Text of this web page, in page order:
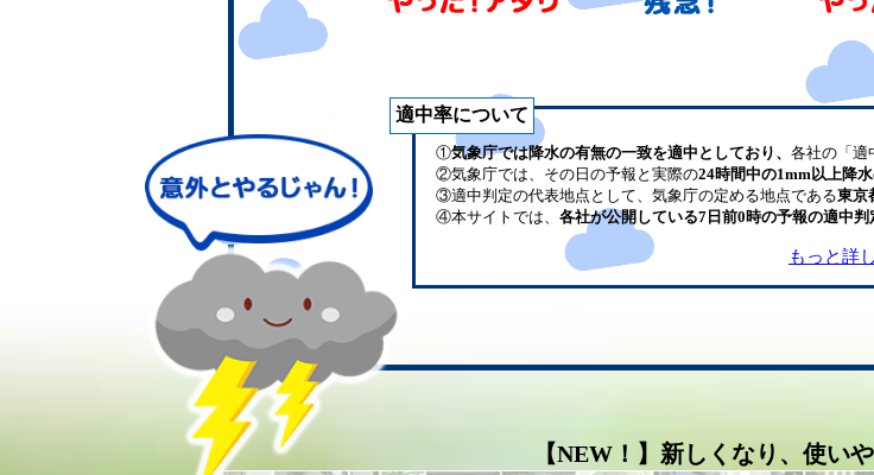
適中率について
①気象庁では降水の有無の一致を適中としており、 各社の「適
②気象庁では、その日の予報と実際の24時間中の1mm以上降水
③適中判定の代表地点として、気象庁の定める地点である東京
④本サイトでは、 各社が公開している7日前0時の予報の適中判
もっと詳
【NEW！】新しくなり、使い